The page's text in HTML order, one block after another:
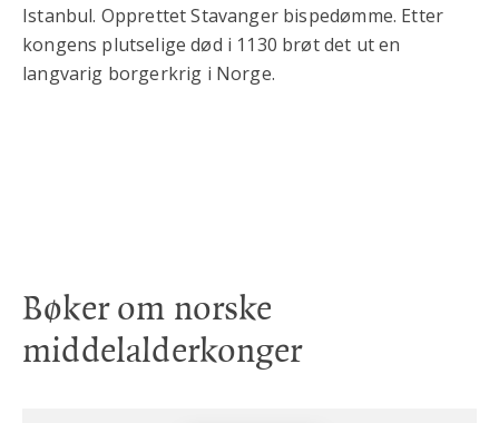
Istanbul. Opprettet Stavanger bispedømme. Etter
kongens plutselige død i 1130 brøt det ut en
langvarig borgerkrig i Norge.
Bøker om norske
middelalderkonger